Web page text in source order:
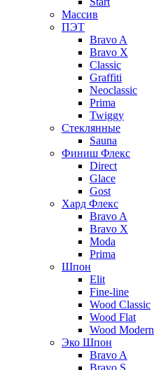
Массив
ПЭТ
Bravo A
Bravo X
Classic
Graffiti
Neoclassic
Prima
Twiggy
Стеклянные
Sauna
Финиш Флекс
Direct
Glace
Gost
Хард Флекс
Bravo A
Bravo X
Moda
Prima
Шпон
Elit
Fine-line
Wood Classic
Wood Flat
Wood Modern
Эко Шпон
Bravo A
Bravo S